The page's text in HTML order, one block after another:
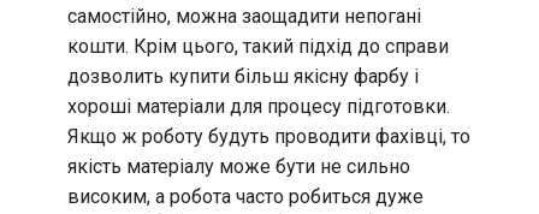
самостійно, можна заощадити непогані
кошти. Крім цього, такий підхід до справи
дозволить купити більш якісну фарбу і
хороші матеріали для процесу підготовки.
Якщо ж роботу будуть проводити фахівці, то
якість матеріалу може бути не сильно
високим, а робота часто робиться дуже